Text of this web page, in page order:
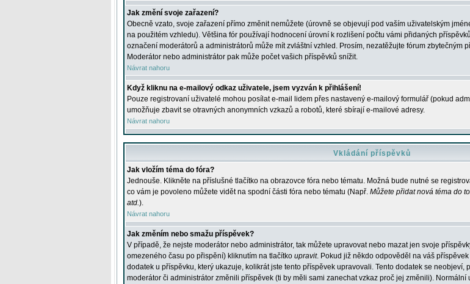
Jak změní svoje zařazení?
Obecně vzato, svoje zařazení přímo změnit nemůžete (úrovně se objevují pod vaším uživatelským
na použitém vzhledu). Většina fór používají hodnocení úrovní k rozlišení počtu vámi přidaných
označení moderátorů a administrátorů může mít zvláštní vzhled. Prosím, nezatěžujte fórum zbytečným
Moderátor nebo administrátor pak může počet vašich příspěvků snížit.
Návrat nahoru
Když kliknu na e-mailový odkaz uživatele, jsem vyzván k přihlášení!
Pouze registrovaní uživatelé mohou posílat e-mail lidem přes nastavený e-mailový formulář (pokud
umožňuje zbavit se otravných anonymních vzkazů a robotů, které sbírají e-mailové adresy.
Návrat nahoru
Vkládání příspěvků
Jak vložím téma do fóra?
Jednouše. Klikněte na příslušné tlačítko na obrazovce fóra nebo tématu. Možná bude nutné se
co vám je povoleno můžete vidět na spodní části fóra nebo tématu (Např. Můžete přidat nová téma do
atd.).
Návrat nahoru
Jak změním nebo smažu příspěvek?
V případě, že nejste moderátor nebo administrátor, tak můžete upravovat nebo mazat jen svoje
omezeného času po přispění) kliknutím na tlačítko upravit. Pokud již někdo odpověděl na váš
dodatek u příspěvku, který ukazuje, kolikrát jste tento příspěvek upravovali. Tento dodatek se neobjeví,
moderátor či administrátor změnili příspěvek (ti by měli sami zanechat vzkaz proč jej změnili).